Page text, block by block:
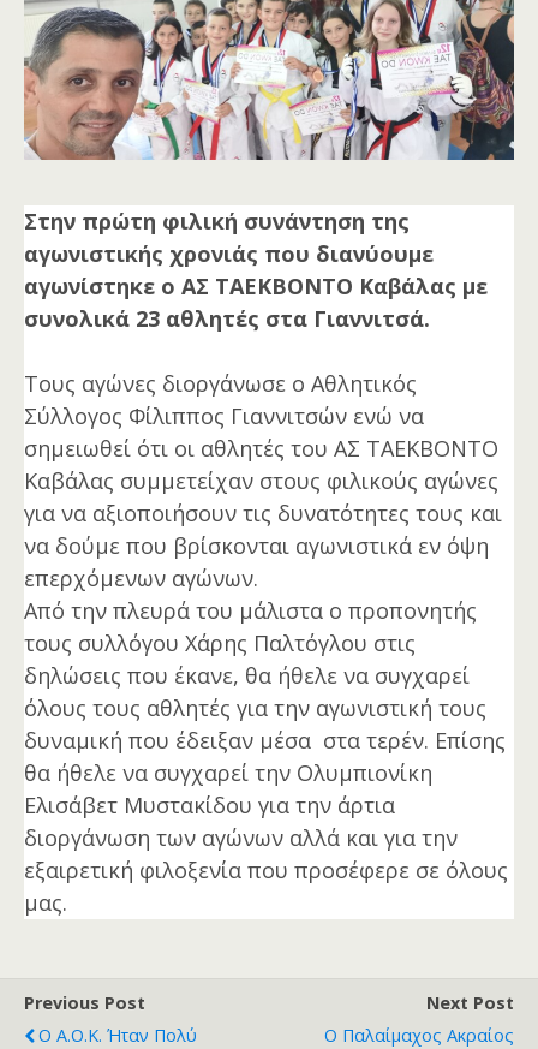
Στην πρώτη φιλική συνάντηση της
αγωνιστικής χρονιάς που διανύουμε
αγωνίστηκε ο ΑΣ ΤΑΕΚΒΟΝΤΟ Καβάλας με
συνολικά 23 αθλητές στα Γιαννιτσά.
Τους αγώνες διοργάνωσε ο Αθλητικός
Σύλλογος Φίλιππος Γιαννιτσών ενώ να
σημειωθεί ότι οι αθλητές του ΑΣ ΤΑΕΚΒΟΝΤΟ
Καβάλας συμμετείχαν στους φιλικούς αγώνες
για να αξιοποιήσουν τις δυνατότητες τους και
να δούμε που βρίσκονται αγωνιστικά εν όψη
επερχόμενων αγώνων.
Από την πλευρά του μάλιστα ο προπονητής
τους συλλόγου Χάρης Παλτόγλου στις
δηλώσεις που έκανε, θα ήθελε να συγχαρεί
όλους τους αθλητές για την αγωνιστική τους
δυναμική που έδειξαν μέσα στα τερέν. Επίσης
θα ήθελε να συγχαρεί την Ολυμπιονίκη
Ελισάβετ Μυστακίδου για την άρτια
διοργάνωση των αγώνων αλλά και για την
εξαιρετική φιλοξενία που προσέφερε σε όλους
μας.
Previous Post
Ο Α.Ο.Κ. Ήταν Πολύ
Next Post
Ο Παλαίμαχος Ακραίος